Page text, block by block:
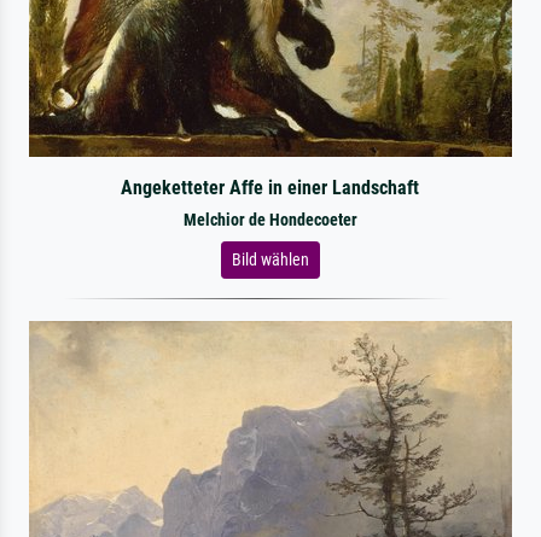
Angeketteter Affe in einer Landschaft
Melchior de Hondecoeter
Bild wählen